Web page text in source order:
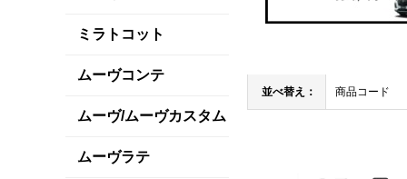
ミラトコット
ムーヴコンテ
ムーヴ/ムーヴカスタム
ムーヴラテ
並べ替え： 商品コード